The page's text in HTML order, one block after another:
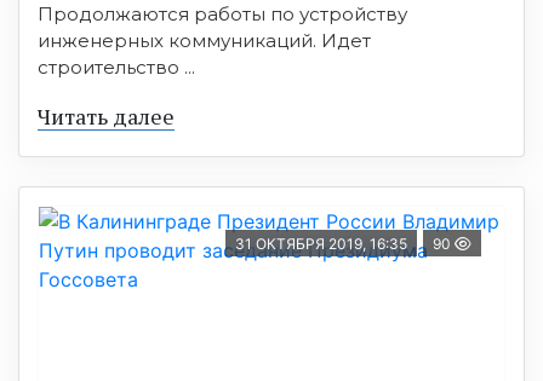
Продолжаются работы по устройству
инженерных коммуникаций. Идет
строительство ...
Читать далее
31 ОКТЯБРЯ 2019, 16:35 90